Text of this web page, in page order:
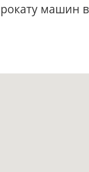
машин